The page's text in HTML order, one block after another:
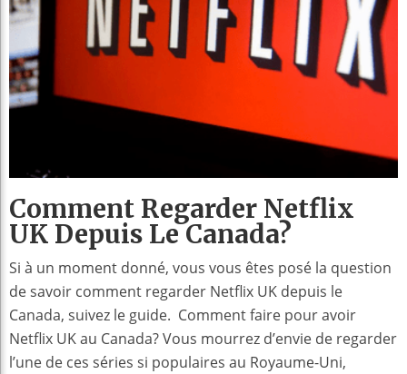
Comment Regarder Netflix
UK Depuis Le Canada?
Si à un moment donné, vous vous êtes posé la question
de savoir comment regarder Netflix UK depuis le
Canada, suivez le guide. Comment faire pour avoir
Netflix UK au Canada? Vous mourrez d’envie de regarder
l’une de ces séries si populaires au Royaume-Uni,